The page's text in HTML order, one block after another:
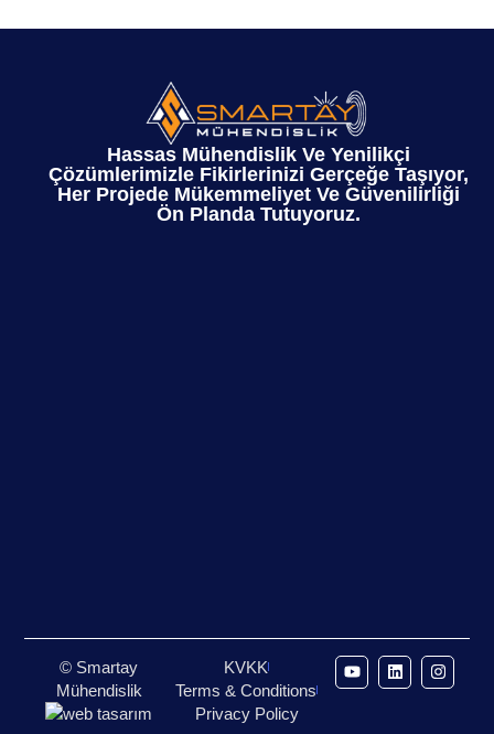
Hassas Mühendislik Ve Yenilikçi
Çözümlerimizle Fikirlerinizi Gerçeğe Taşıyor,
Her Projede Mükemmeliyet Ve Güvenilirliği
Ön Planda Tutuyoruz.
© Smartay
Mühendislik
KVKK
Terms & Conditions
Privacy Policy